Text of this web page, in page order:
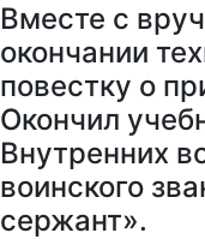
Вместе с
окончании
повестку о
Окончил
Внутренних
воинского
сержант».